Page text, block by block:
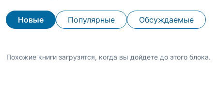
Новые Популярные Обсуждаемые
Похожие книги загрузятся, когда вы дойдете до этого блока.